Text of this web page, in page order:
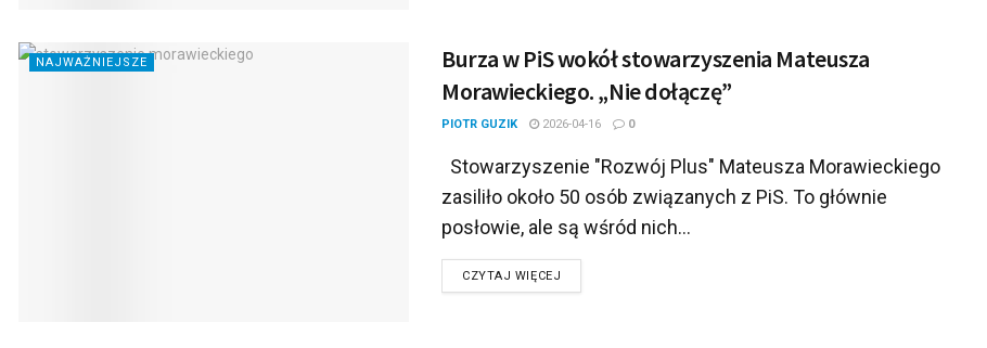
NAJWAŻNIEJSZE
Burza w PiS wokół stowarzyszenia Mateusza
Morawieckiego. „Nie dołączę”
PIOTR GUZIK 2026-04-16 0
Stowarzyszenie "Rozwój Plus" Mateusza Morawieckiego
zasiliło około 50 osób związanych z PiS. To głównie
posłowie, ale są wśród nich...
CZYTAJ WIĘCEJ